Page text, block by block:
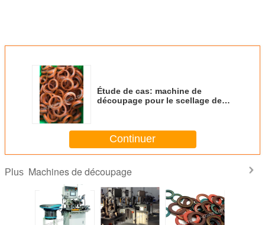
Étude de cas: machine de
découpage pour le scellage des
poussières DSI. LBI. LBH. DKI.
DWI. DWIR. DKBI.
Continuer
Plus Machines de découpage